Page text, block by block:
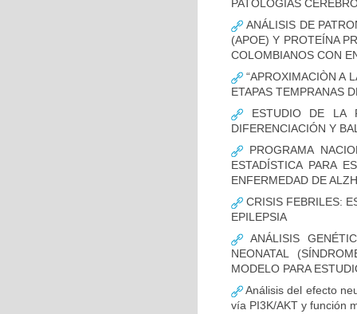
PATOLOGÍAS
ANÁLISIS DE
(APOE) Y PROTEÍNA
COLOMBIANOS CON
“APROXIMACIÒN A
ETAPAS TEMPRANAS
ESTUDIO DE LA
DIFERENCIACIÓN Y
PROGRAMA
ESTADÍSTICA PARA
ENFERMEDAD DE
CRISIS FEBRILES:
EPILEPSIA
ANÁLISIS
NEONATAL
MODELO PARA
Análisis del efecto
vía PI3K/AKT y función